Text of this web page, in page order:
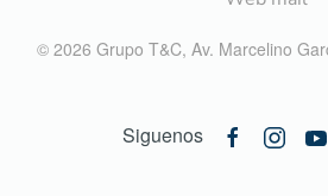
© 2026 Grupo T&C, Av. Marcelino
Siguenos